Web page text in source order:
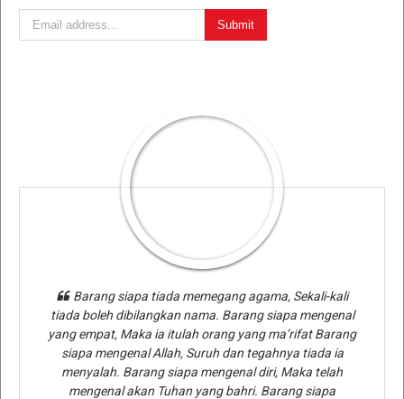
Barang siapa tiada memegang agama, Sekali-kali
tiada boleh dibilangkan nama. Barang siapa mengenal
yang empat, Maka ia itulah orang yang ma’rifat Barang
siapa mengenal Allah, Suruh dan tegahnya tiada ia
menyalah. Barang siapa mengenal diri, Maka telah
mengenal akan Tuhan yang bahri. Barang siapa